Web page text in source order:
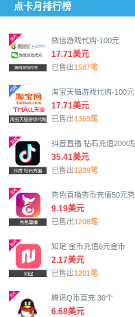
点卡月排行榜
微信游戏代购-100元
17.71美元
已售出1587笔
淘宝天猫游戏代购-100元
17.71美元
已售出1369笔
抖音直播 钻石充值2000
35.41美元
已售出1239笔
秀色直播秀币充值50元
9.19美元
已售出1208笔
知足 金币充值6元金币
2.17美元
已售出1201笔
腾讯Q币直充 30个
6.68美元